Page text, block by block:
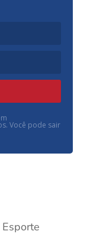
Você pode sair